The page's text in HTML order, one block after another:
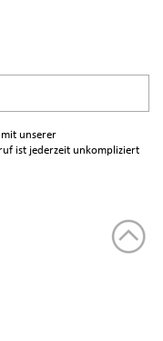
unserer
ist jederzeit unkompliziert